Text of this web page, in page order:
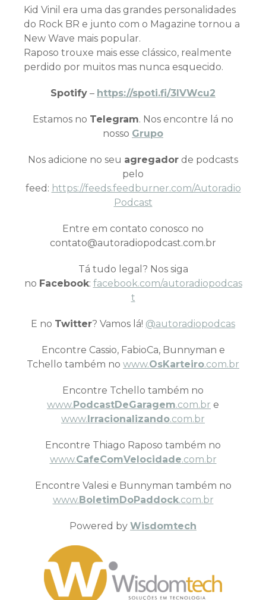
Kid Vinil era uma das grandes personalidades
do Rock BR e junto com o Magazine tornou a
New Wave mais popular.
Raposo trouxe mais esse clássico, realmente
perdido por muitos mas nunca esquecido.
Spotify – https://spoti.fi/3IVWcu2
Estamos no Telegram. Nos encontre lá no
nosso Grupo
Nos adicione no seu agregador de podcasts
pelo
feed: https://feeds.feedburner.com/Autoradio
Podcast
Entre em contato conosco no
contato@autoradiopodcast.com.br
Tá tudo legal? Nos siga
no Facebook: facebook.com/autoradiopodcas
t
E no Twitter? Vamos lá! @autoradiopodcas
Encontre Cassio, FabioCa, Bunnyman e
Tchello também no www.OsKarteiro.com.br
Encontre Tchello também no
www.PodcastDeGaragem.com.br e
www.Irracionalizando.com.br
Encontre Thiago Raposo também no
www.CafeComVelocidade.com.br
Encontre Valesi e Bunnyman também no
www.BoletimDoPaddock.com.br
Powered by Wisdomtech